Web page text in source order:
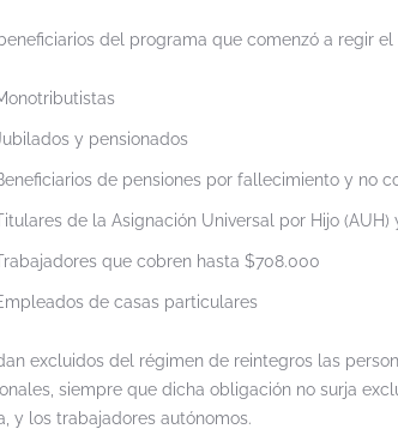
beneficiarios del programa que comenzó a regir
y pensionados
de pensiones por fallecimiento y no
de la Asignación Universal por Hijo
que cobren hasta $708.000
de casas particulares
excluidos del régimen de reintegros las
siempre que dicha obligación no surja
y los trabajadores autónomos.